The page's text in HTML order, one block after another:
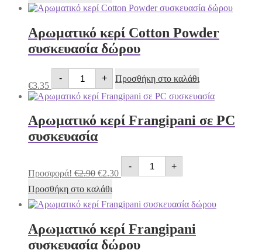
€2.30.PC
ποσότητα
Αρωματικό κερί Cotton Powder
συσκευασία δώρου
€3.35
-
Αρωματικό
κερί
Cotton
Powder
δώρου
ποσότητα
+ Προσθήκη στο καλάθι
Αρωματικό κερί Frangipani σε PC
συσκευασία
Προσφορά! €2.90 price
€2.90.
€2.30τρέχουσα
€2.30.
-
Αρωματικό
κερί
Frangipani
συσκευασία
+
Προσθήκη στο καλάθι
Αρωματικό κερί Frangipani
συσκευασία δώρου